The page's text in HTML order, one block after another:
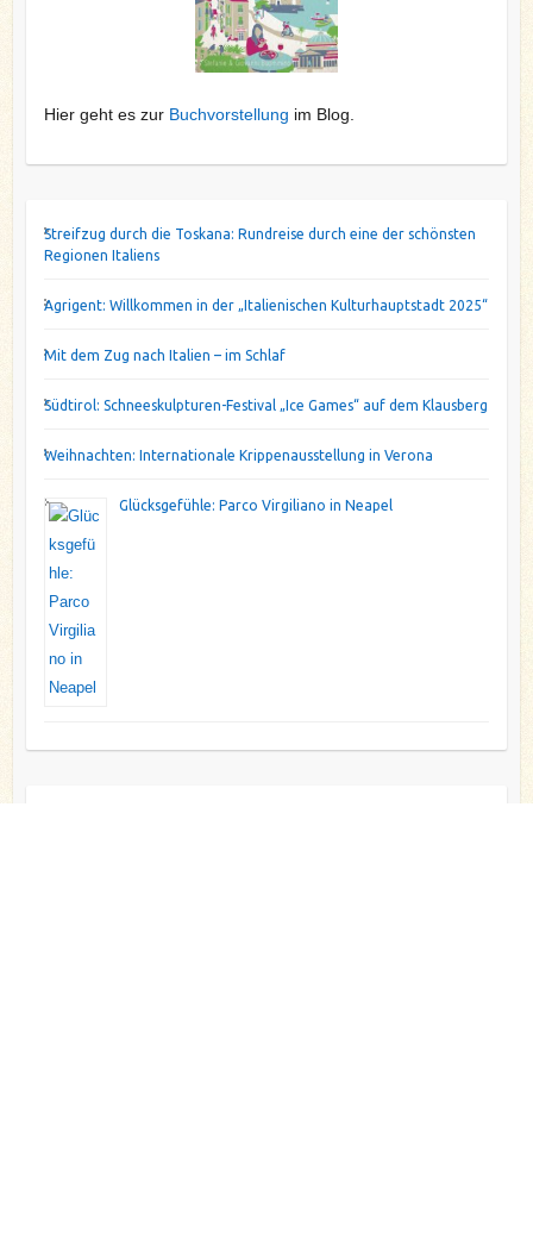
Hier geht es zur Buchvorstellung im Blog.
Streifzug durch die Toskana: Rundreise durch eine der schönsten
Regionen Italiens
Agrigent: Willkommen in der „Italienischen Kulturhauptstadt 2025“
Mit dem Zug nach Italien – im Schlaf
Südtirol: Schneeskulpturen-Festival „Ice Games“ auf dem Klausberg
Weihnachten: Internationale Krippenausstellung in Verona
Glücksgefühle: Parco Virgiliano in Neapel